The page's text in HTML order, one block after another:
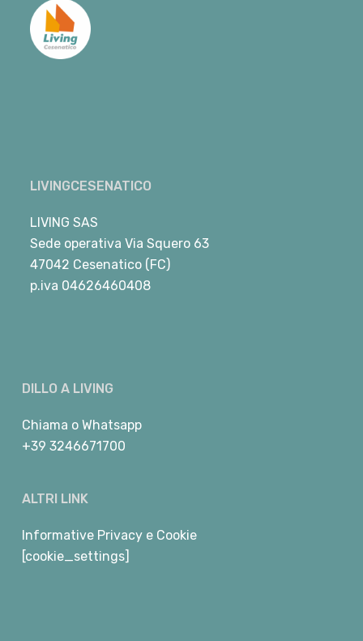
LIVINGCESENATICO
LIVING SAS
Sede operativa Via Squero 63
47042 Cesenatico (FC)
p.iva 04626460408
DILLO A LIVING
Chiama o Whatsapp
+39 3246671700
ALTRI LINK
Informative Privacy e Cookie
[cookie_settings]